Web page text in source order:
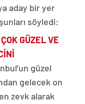
aday bir yer
söyledi:
GÜZEL VE
güzel
gelecek on
zevk alarak